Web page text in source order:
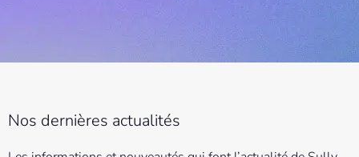
Nos dernières actualités